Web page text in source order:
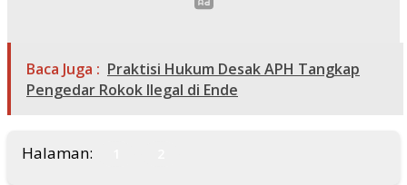
Baca Juga : Praktisi Hukum Desak APH Tangkap
Pengedar Rokok Ilegal di Ende
Halaman: